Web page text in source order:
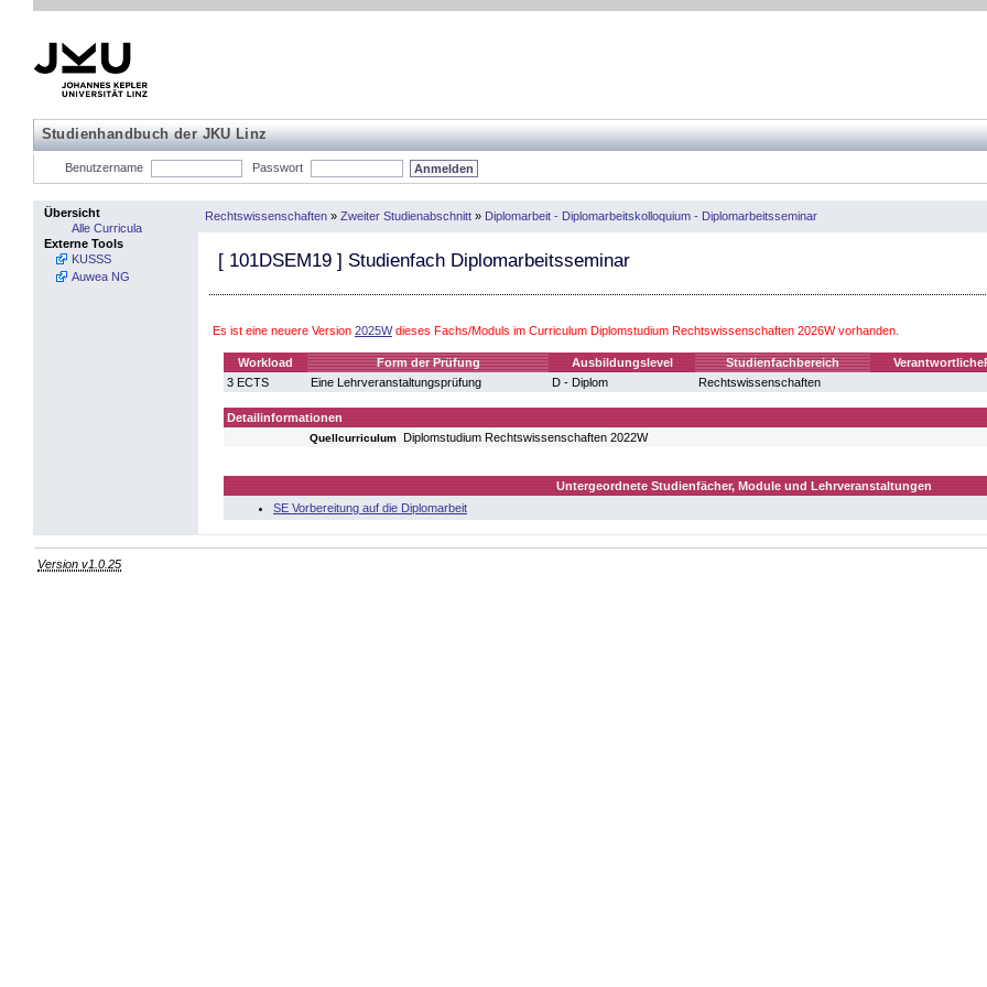
Studienhandbuch der JKU Linz
Benutzername Passwort
Übersicht
Alle Curricula
Externe Tools
KUSSS
Auwea NG
Rechtswissenschaften » Zweiter Studienabschnitt » Diplomarbeit - Diplomarbeitskolloquium - Diplomarbeitsseminar
[ 101DSEM19 ] Studienfach Diplomarbeitsseminar
Es ist eine neuere Version 2025Wdieses Fachs/Moduls im Curriculum Diplomstudium Rechtswissenschaften 2026W vorhanden.
Workload Form der Prüfung Ausbildungslevel Studienfachbereich
3 ECTS
Eine Lehrveranstaltungsprüfung D - Diplom Rechtswissenschaften
Detailinformationen
Quellcurriculum Diplomstudium Rechtswissenschaften 2022W
Untergeordnete Studienfächer, Module und Lehrveranstaltungen
SE Vorbereitung auf die Diplomarbeit
Version v1.0.25